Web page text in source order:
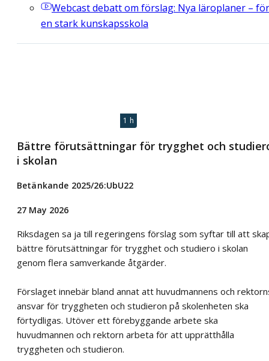
Webcastdebatt om förslag: Nya läroplaner – för
en stark kunskapsskola
1 h
Bättre förutsättningar för trygghet och
i skolan
Betänkande 2025/26:UbU22
27 May 2026
Riksdagen sa ja till regeringens förslag som syftar till att
bättre förutsättningar för trygghet och studiero i skolan
genom flera samverkande åtgärder.
Förslaget innebär bland annat att huvudmannens och
ansvar för tryggheten och studieron på skolenheten ska
förtydligas. Utöver ett förebyggande arbete ska
huvudmannen och rektorn arbeta för att upprätthålla
tryggheten och studieron.